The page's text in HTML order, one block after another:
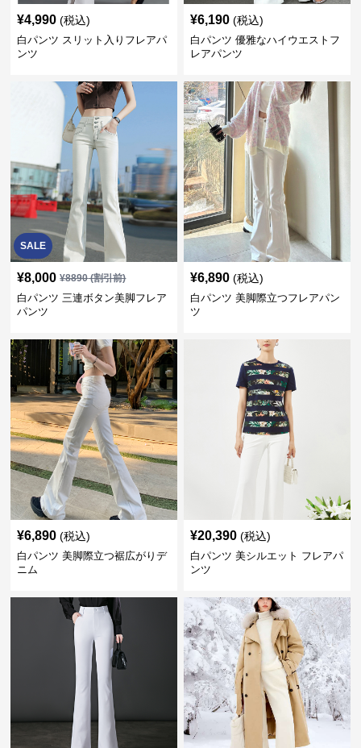
¥4,990 (税込)
白パンツ スリット入りフレアパ
ンツ
¥6,190 (税込)
白パンツ 優雅なハイウエストフ
レアパンツ
SALE
¥8,000 ¥8890(割引前)
白パンツ 三連ボタン美脚フレア
パンツ
¥6,890 (税込)
白パンツ 美脚際立つフレアパン
ツ
¥6,890 (税込)
白パンツ 美脚際立つ裾広がりデ
ニム
¥20,390 (税込)
白パンツ 美シルエット フレアパ
ンツ